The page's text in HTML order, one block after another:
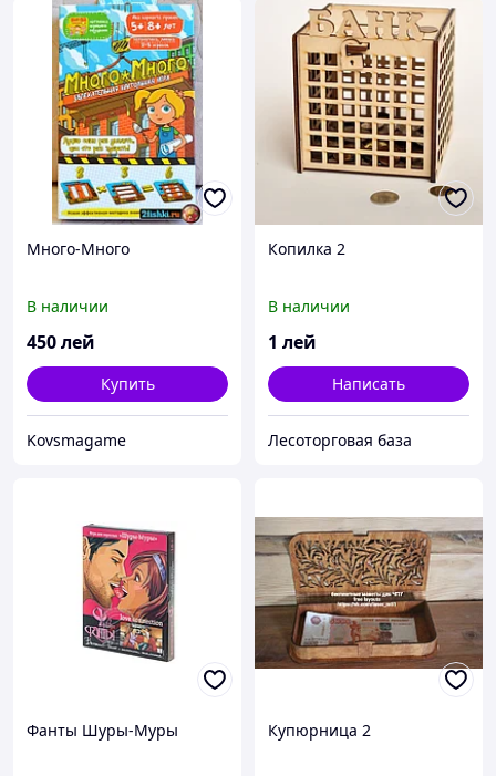
Много-Много
В наличии
450лей
Купить
Kovsmagame
Копилка 2
В наличии
1 лей
Написать
Лесоторговая база
Фанты Шуры-Муры Купюрница 2